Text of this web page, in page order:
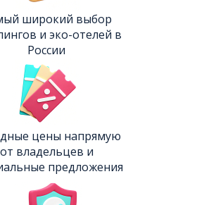
широкий выбор
и эко-отелей в
России
цены напрямую
от владельцев и
предложения